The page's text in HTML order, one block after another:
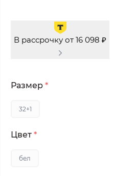
В рассрочку от 16 098 ₽
Размер *
32+1
Цвет *
бел